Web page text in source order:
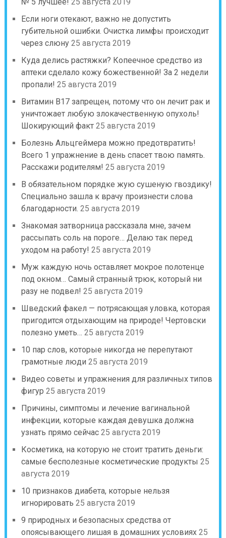
Если ноги отекают, важно не допустить
губительной ошибки. Очистка лимфы происходит
через слюну 25 августа 2019
Куда делись растяжки? Копеечное средство из
аптеки сделало кожу божественной! За 2 недели
пропали! 25 августа 2019
Витамин B17 запрещен, потому что он лечит рак и
уничтожает любую злокачественную опухоль!
Шокирующий факт 25 августа 2019
Болезнь Альцгеймера можно предотвратить!
Всего 1 упражнение в день спасет твою память.
Расскажи родителям! 25 августа 2019
В обязательном порядке жую сушеную гвоздику!
Специально зашла к врачу произнести слова
благодарности. 25 августа 2019
Знакомая затворница рассказала мне, зачем
рассыпать соль на пороге… Делаю так перед
уходом на работу! 25 августа 2019
Муж каждую ночь оставляет мокрое полотенце
под окном… Самый странный трюк, который ни
разу не подвел! 25 августа 2019
Шведский факел — потрясающая уловка, которая
пригодится отдыхающим на природе! Чертовски
полезно уметь… 25 августа 2019
10 пар слов, которые никогда не перепутают
грамотные люди 25 августа 2019
Видео советы и упражнения для различных типов
фигур 25 августа 2019
Причины, симптомы и лечение вагинальной
инфекции, которые каждая девушка должна
узнать прямо сейчас 25 августа 2019
Косметика, на которую не стоит тратить деньги:
самые бесполезные косметические продукты 25
августа 2019
10 признаков диабета, которые нельзя
игнорировать 25 августа 2019
9 природных и безопасных средства от
опоясывающего лишая в домашних условиях 25